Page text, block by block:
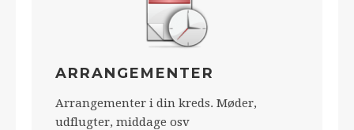
ARRANGEMENTER
Arrangementer i din kreds. Møder,
udflugter, middage osv